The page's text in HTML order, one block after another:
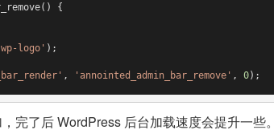
()
logo' );
, 'annointed_admin_bar_remove' , 0);
完了后 WordPress 后台加载速度会提升一些。